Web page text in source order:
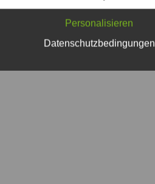
Personalisieren
Datenschutzbedingungen